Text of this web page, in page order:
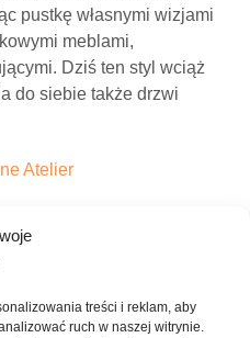
treści i reklam, aby
ruch w naszej witrynie.
pustkę własnymi wizjami
meblami,
Dziś ten styl wciąż
do siebie także drzwi
Atelier
oknami. W przestrzenie, w
stanowiło powodu do
słupy, instalacje czy
pokazywać elementy